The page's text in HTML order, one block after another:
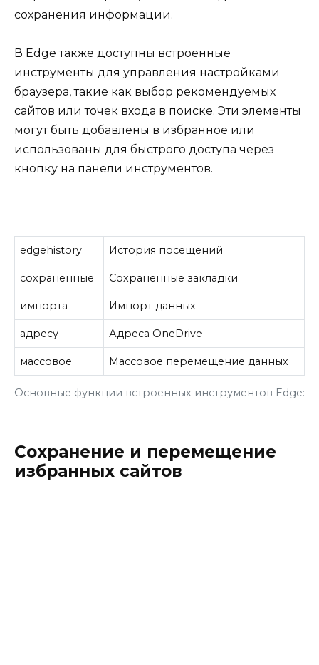
сохранения информации.
В Edge также доступны встроенные
инструменты для управления настройками
браузера, такие как выбор рекомендуемых
сайтов или точек входа в поиске. Эти элементы
могут быть добавлены в избранное или
использованы для быстрого доступа через
кнопку на панели инструментов.
Основные функции встроенных инструментов Edge:
edgehistory История посещений
сохранённые Сохранённые закладки
импорта Импорт данных
адресу Адреса OneDrive
массовое Массовое перемещение данных
Сохранение и перемещение
избранных сайтов